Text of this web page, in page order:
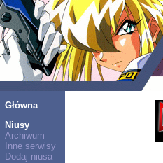
Główna
Niusy
Archiwum
Inne serwisy
Dodaj niusa